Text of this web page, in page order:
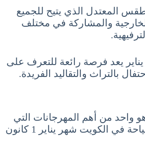
المعتدل الذي يتيح للجميع
الخارجية والمشاركة في مختلف
يعد فرصة رائعة للتعرف على
بالتراث والتقاليد الفريدة.
واحد من أهم المهرجانات التي
تُقام في اوقات السياحة في الكويت شهر يناير 1 كانون